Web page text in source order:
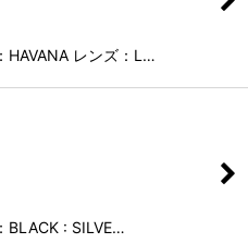
HAVANA レンズ：L…
BLACK : SILVE…